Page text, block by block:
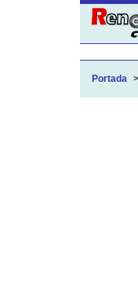
Portada